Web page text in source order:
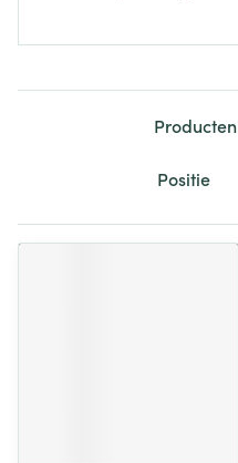
Producten
Sorteer op: